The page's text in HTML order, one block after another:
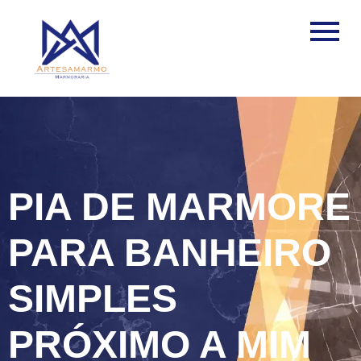
PIA DE MARMORE
PARA BANHEIRO
SIMPLES
PRÓXIMO A MIM